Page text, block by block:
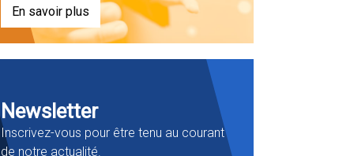
En savoir plus
Newsletter
Inscrivez-vous pour être tenu au courant
de notre actualité.